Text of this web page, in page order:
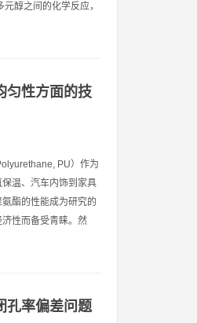
醇之间的化学反应，
匀性方面的技
PU）作为
温、汽车内饰到家具
酯的性能成为研究的
性而备受青睐。然
孔率偏差问题